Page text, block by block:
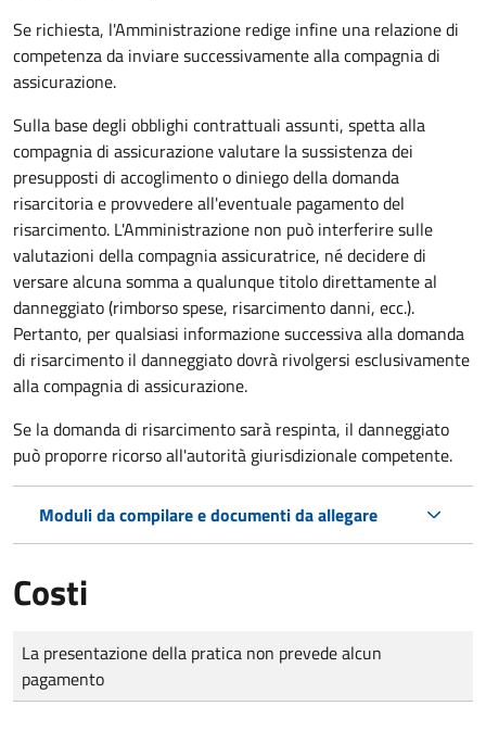
Se richiesta, l'Amministrazione redige infine una relazione di
competenza da inviare successivamente alla compagnia di
assicurazione.
Sulla base degli obblighi contrattuali assunti, spetta alla
compagnia di assicurazione valutare la sussistenza dei
presupposti di accoglimento o diniego della domanda
risarcitoria e provvedere all'eventuale pagamento del
risarcimento. L'Amministrazione non può interferire sulle
valutazioni della compagnia assicuratrice, né decidere di
versare alcuna somma a qualunque titolo direttamente al
danneggiato (rimborso spese, risarcimento danni, ecc.).
Pertanto, per qualsiasi informazione successiva alla domanda
di risarcimento il danneggiato dovrà rivolgersi esclusivamente
alla compagnia di assicurazione.
Se la domanda di risarcimento sarà respinta, il danneggiato
può proporre ricorso all'autorità giurisdizionale competente.
Moduli da compilare e documenti da allegare
Costi
Tipo di pagamento
Importo
La presentazione della pratica non prevede alcun
pagamento